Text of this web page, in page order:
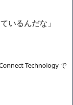
いるんだな」
Technology で